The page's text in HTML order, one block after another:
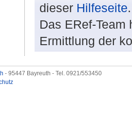
dieser Hilfeseite.
Das ERef-
Ermittlung der
- 95447 Bayreuth - Tel. 0921/553450